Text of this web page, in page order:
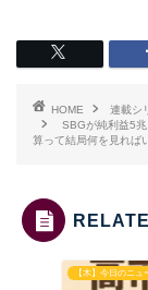
HOME 連載シ
SBGが純利益5
算って結局何を見れば
【木】今日のニュ